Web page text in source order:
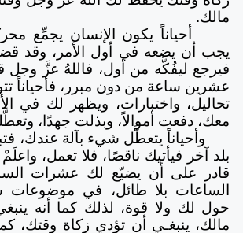
مالك.
أحياناً يكون الإنسان يجمِّع
يجب أن يضعه في أول الأمر، وقد
فيرجع ليفُكَّه من أول، فاللهُ عزَّ وجل
عشرين ساعة من دون مبرر، فأحياناً
تحاليل، واختبارات، ويظهر لك في
معك، دفعت أموالاً، وبذلت جهدًا،
وأحياناً يتعطَّل شيء بآلة عندك،
بلد آخر فيأتيك ناقصًا، فلا تعمل،
قادر على أن يضيّع لك عشرات
الساعات بلا طائل، في موضوعات
حول لك ولا قوة، لذلك كما أنه
مالك، ينبغـي أن تؤدي زكاة وقتك،